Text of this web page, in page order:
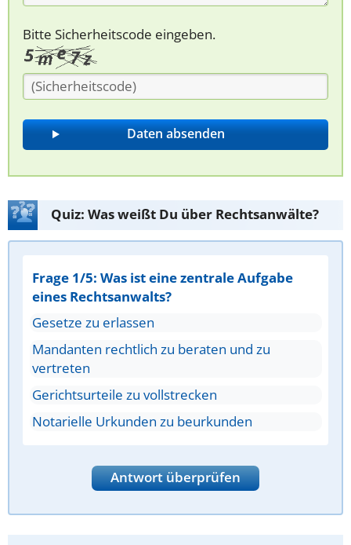
Bitte Sicherheitscode eingeben.
Quiz: Was weißt Du über Rechtsanwälte?
Frage 1/5: Was ist eine zentrale Aufgabe
eines Rechtsanwalts?
Gesetze zu erlassen
Mandanten rechtlich zu beraten und zu
vertreten
Gerichtsurteile zu vollstrecken
Notarielle Urkunden zu beurkunden
Antwort überprüfen